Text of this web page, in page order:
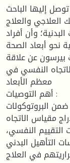
إليها الباحث :
العلاجي والعلاج
وأن أفراد
نحو أبعاد الصحة
عن علاقة
النفسي في
معظم الأبعاد
أهم التوصيات :
ضمن البروتوكولات
مقياس الاتجاه
النفسي،
التأهيل البدني
في العلاج